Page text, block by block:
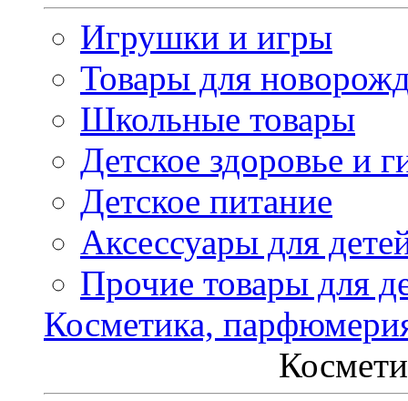
Игрушки и игры
Товары для
Школьные товары
Детское здоровье и
Детское питание
Аксессуары для
Прочие товары для
Косметика,